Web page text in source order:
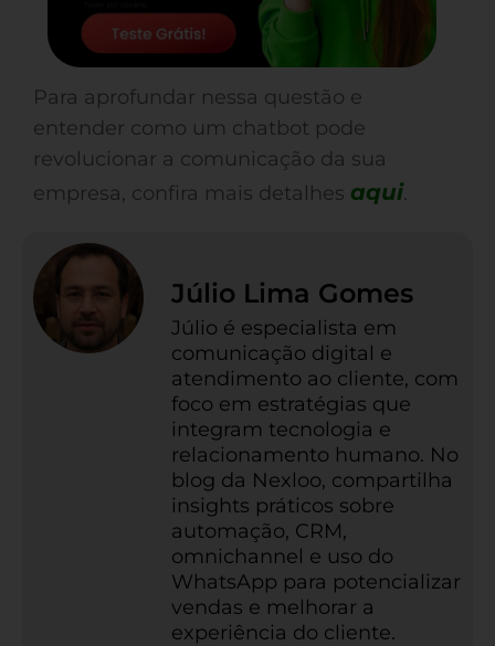
Para aprofundar nessa questão e
entender como um chatbot pode
revolucionar a comunicação da sua
empresa, confira mais detalhes aqui.
Júlio Lima Gomes
Júlio é especialista em
comunicação digital e
atendimento ao cliente, com
foco em estratégias que
integram tecnologia e
relacionamento humano. No
blog da Nexloo, compartilha
insights práticos sobre
automação, CRM,
omnichannel e uso do
WhatsApp para potencializar
vendas e melhorar a
experiência do cliente.